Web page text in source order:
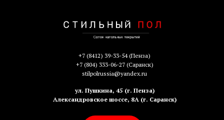
+7 (8412) 39-33-54(Пенза)
+7 (804) 333-06-27(Саранск)
stilpolrussia@yandex.ru
ул. Пушкина, 45 (г. Пенза)
Александровское шоссе, 8А (г. Саранск)